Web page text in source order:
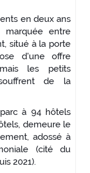
en deux ans
marquée entre
situé à la porte
d'une offre
les petits
de la
à 94 hôtels
demeure le
adossé à
(cité du
2021).